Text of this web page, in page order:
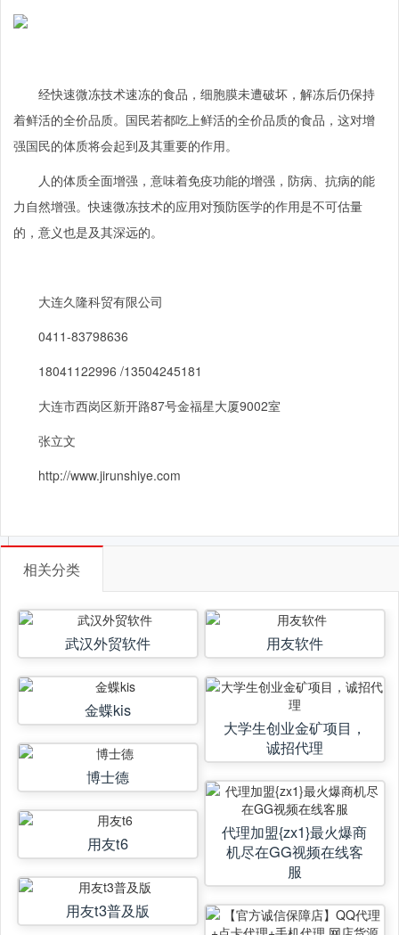
经快速微冻技术速冻的食品，细胞膜未遭破坏，解冻后仍保持
着鲜活的全价品质。国民若都吃上鲜活的全价品质的食品，这对增
强国民的体质将会起到及其重要的作用。
人的体质全面增强，意味着免疫功能的增强，防病、抗病的能
力自然增强。快速微冻技术的应用对预防医学的作用是不可估量
的，意义也是及其深远的。
大连久隆科贸有限公司
0411-83798636
18041122996 /13504245181
大连市西岗区新开路87号金福星大厦9002室
张立文
http://www.jirunshiye.com
相关分类
武汉外贸软件
金蝶kis
博士德
用友t6
用友t3普及版
用友软件
大学生创业金矿项目，
诚招代理
代理加盟{zx1}最火爆商
机尽在GG视频在线客
服